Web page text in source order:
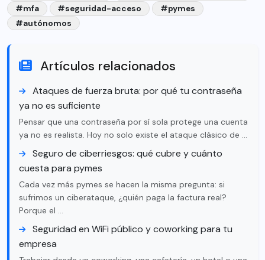
#mfa
#seguridad-acceso
#pymes
#autónomos
Artículos relacionados
Ataques de fuerza bruta: por qué tu contraseña
ya no es suficiente
Pensar que una contraseña por sí sola protege una cuenta
ya no es realista. Hoy no solo existe el ataque clásico de …
Seguro de ciberriesgos: qué cubre y cuánto
cuesta para pymes
Cada vez más pymes se hacen la misma pregunta: si
sufrimos un ciberataque, ¿quién paga la factura real?
Porque el …
Seguridad en WiFi público y coworking para tu
empresa